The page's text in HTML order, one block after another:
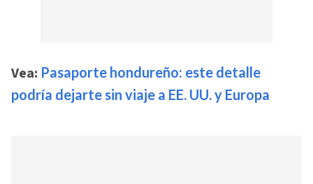
Vea: Pasaporte hondureño: este detalle
podría dejarte sin viaje a EE. UU. y Europa